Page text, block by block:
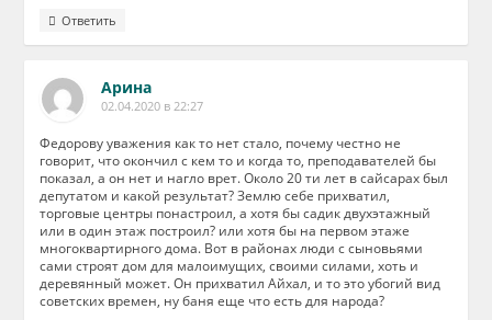
Ответить
Арина
02.04.2020 в 22:27
Федорову уважения как то нет стало, почему честно не
говорит, что окончил с кем то и когда то, преподавателей бы
показал, а он нет и нагло врет. Около 20 ти лет в сайсарах был
депутатом и какой результат? Землю себе прихватил,
торговые центры понастроил, а хотя бы садик двухэтажный
или в один этаж построил? или хотя бы на первом этаже
многоквартирного дома. Вот в районах люди с сыновьями
сами строят дом для малоимущих, своими силами, хоть и
деревянный может. Он прихватил Айхал, и то это убогий вид
советских времен, ну баня еще что есть для народа?